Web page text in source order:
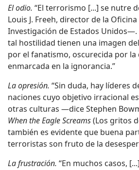
El odio. “El terrorismo [...] se nutre
Louis J. Freeh, director de la
Investigación de Estados
tal hostilidad tienen una imagen
por el fanatismo, oscurecida por la
enmarcada en la ignorancia.”
La opresión. “Sin duda, hay líderes
naciones cuyo objetivo irracional
otras culturas —dice Stephen
When the Eagle Screams(Los gritos
también es evidente que buena
terroristas son fruto de la
La frustración. “En muchos casos,